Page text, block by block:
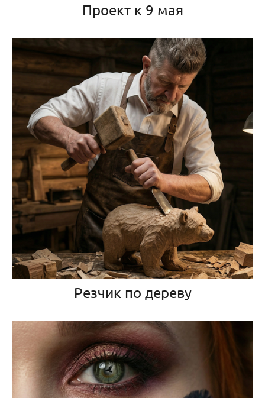
Проект к 9 мая
Резчик по дереву